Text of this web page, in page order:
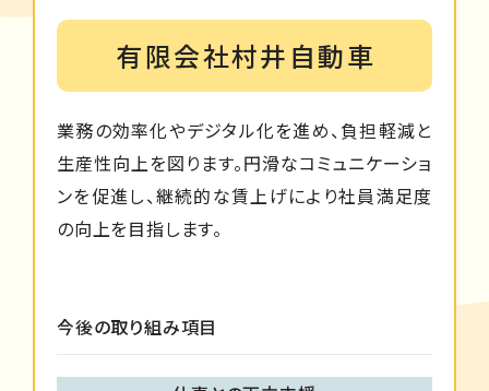
有限会社村井自動車
業務の効率化やデジタル化を進め、負担軽減と
生産性向上を図ります。円滑なコミュニケーショ
ンを促進し、継続的な賃上げにより社員満足度
の向上を目指します。
今後の取り組み項目